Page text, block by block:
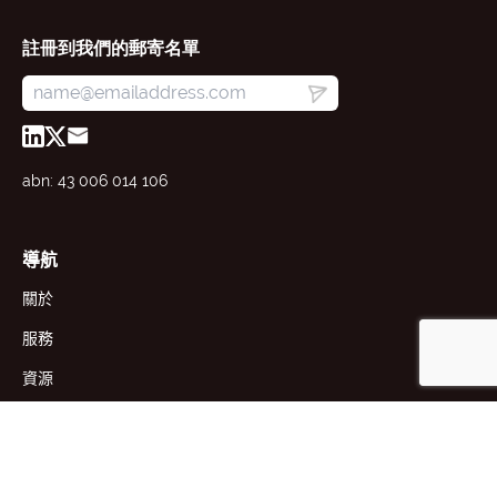
註冊到我們的郵寄名單
abn: 43 006 014 106
導航
關於
服務
資源